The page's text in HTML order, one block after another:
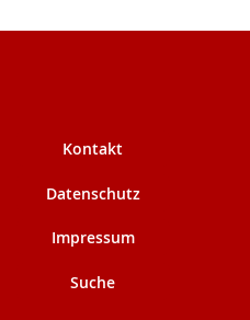
Kontakt
Datenschutz
Impressum
Suche